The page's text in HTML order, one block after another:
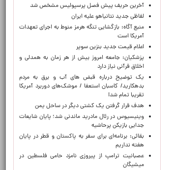
آخرین حریف پیش فصل پرسپولیس مشخص شد
لفاظی جدید نتانیاهو علیه ایران
منبع آگاه: بازگشایی تنگه هرمز منوط به اجرای تعهدات
آمریکا است
اعلام قیمت جدید بنزین سوپر
پزشکیان: جامعه امروز بیش از هر زمان به همدلی و
اخلاق قرآنی نیاز دارد
یک توضیح درباره قبض های آب و برق به مردم
بدهکارید/ کاسبان استعفا / موشک‌های دوربرد آمریکا
تقریبا تمام شد!
هدف قرار گرفتن یک کشتی دیگر در ساحل یمن
وینیسیوس در رئال مادرید ماندنی شد؛ پایان شایعات
جدایی بازیکن پرحاشیه
بقائی: برنامه‌ای برای سفر به پاکستان و قطر در پایان
هفته نداریم
عصبانیت ترامپ از پیروزی نامزد حامی فلسطین در
میشیگان